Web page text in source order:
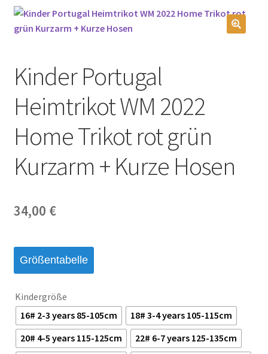
Kontaktiere uns
Kinder Portugal
Heimtrikot WM 2022
Home Trikot rot grün
Kurzarm + Kurze Hosen
34,00 €
Größentabelle
Kindergröße
16# 2-3 years 85-105cm
18# 3-4 years 105-115cm
20# 4-5 years 115-125cm
22# 6-7 years 125-135cm